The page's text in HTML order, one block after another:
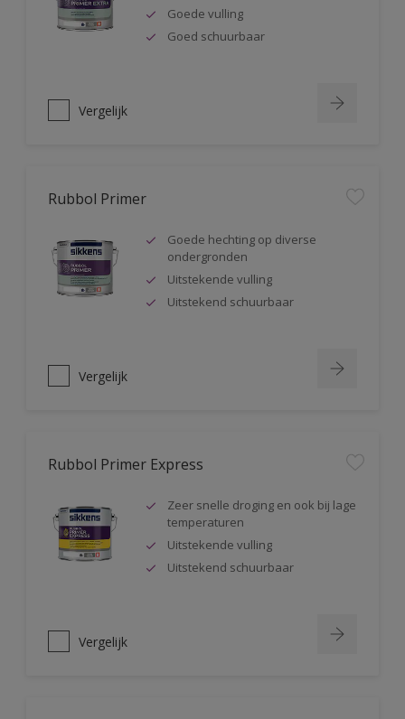
Goede vulling
Goed schuurbaar
Vergelijk
Rubbol Primer
Goede hechting op diverse
ondergronden
Uitstekende vulling
Uitstekend schuurbaar
Vergelijk
Rubbol Primer Express
Zeer snelle droging en ook bij lage
temperaturen
Uitstekende vulling
Uitstekend schuurbaar
Vergelijk